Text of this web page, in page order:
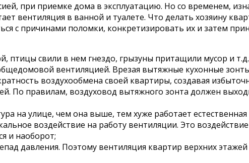
при приемке дома в эксплуатацию. Но со временем,
вентиляция в ванной и туалете. Что делать хозяину
с причинами поломки, конкретизировать их и затем
птицы свили в нем гнездо, грызуны притащили мусор и
вентиляцией. Врезая вытяжные кухонные
воздухообмена своей квартиры, создавая
По правилам, воздуховод вытяжного зонта должен
на улице, чем она выше, тем хуже работает естественная
воздействие на работу вентиляции. Это
и наоборот;
давления. Поэтому вентиляция квартир верхних этажей